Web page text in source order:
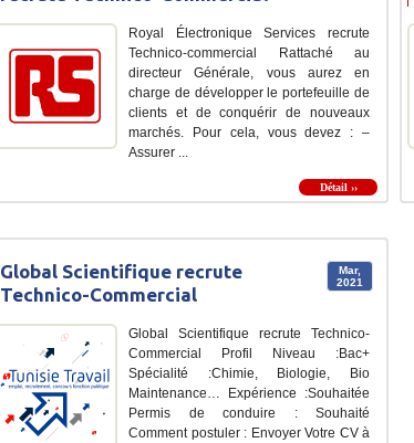
Royal Électronique Services recrute
Technico-commercial Rattaché au
directeur Générale, vous aurez en
charge de développer le portefeuille de
clients et de conquérir de nouveaux
marchés. Pour cela, vous devez : –
Assurer ...
Détail ››
Mar,
2021
Global Scientifique recrute
Technico-Commercial
Global Scientifique recrute Technico-
Commercial Profil Niveau :Bac+
Spécialité :Chimie, Biologie, Bio
Maintenance… Expérience :Souhaitée
Permis de conduire : Souhaité
Comment postuler : Envoyer Votre CV à